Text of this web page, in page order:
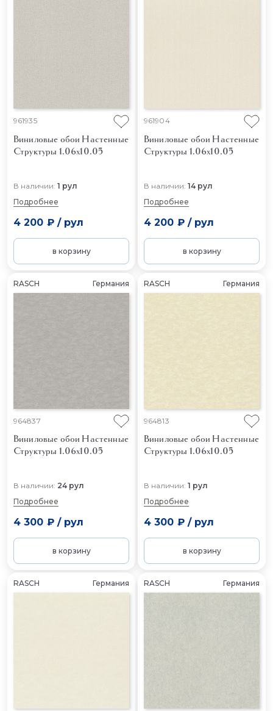
961935
Виниловые обои Настенные
Структуры 1.06x10.05
В наличии: 1 рул
Подробнее
4 200 ₽/ рул
в корзину
961904
Виниловые обои Настенные
Структуры 1.06x10.05
В наличии: 14 рул
Подробнее
4 200 ₽/ рул
в корзину
RASCH Германия
964837
Виниловые обои Настенные
Структуры 1.06x10.05
В наличии: 24 рул
Подробнее
4 300 ₽/ рул
в корзину
RASCH Германия
964813
Виниловые обои Настенные
Структуры 1.06x10.05
В наличии: 1 рул
Подробнее
4 300 ₽/ рул
в корзину
RASCH Германия RASCH Германия